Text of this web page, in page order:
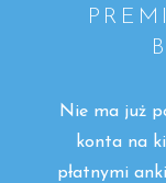
Nie ma już
konta na
płatnymi